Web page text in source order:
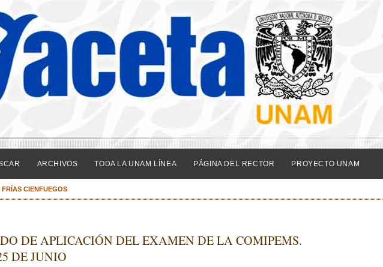
ARCHIVOS TODA LA UNAM LÍNEA PÁGINA DEL RECTOR PROYECTO UNAM
FRÍAS CIENFUEGOS
DE APLICACIÓN DEL EXAMEN DE LA COMIPEMS.
DE JUNIO